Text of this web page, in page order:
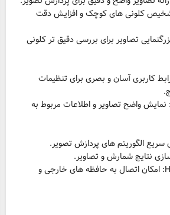
کلونی های کوچک و افزایش دقت
تصاویر برای بررسی دقیق تر کلونی
کاربری آسان و بصری برای تنظیمات
نمایش واضح تصاویر و اطلاعات مربوط به
پورت های USB و HDMI: امکان اتصال به حافظه های خارجی و